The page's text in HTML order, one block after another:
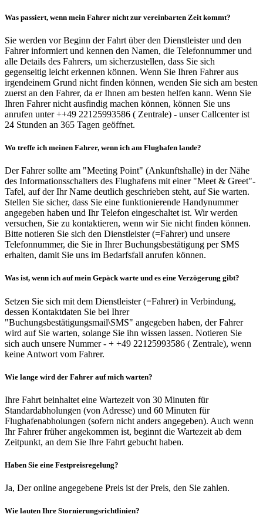
Was passiert, wenn mein Fahrer nicht zur vereinbarten Zeit kommt?
Sie werden vor Beginn der Fahrt über den Dienstleister und den
Fahrer informiert und kennen den Namen, die Telefonnummer und
alle Details des Fahrers, um sicherzustellen, dass Sie sich
gegenseitig leicht erkennen können. Wenn Sie Ihren Fahrer aus
irgendeinem Grund nicht finden können, wenden Sie sich am besten
zuerst an den Fahrer, da er Ihnen am besten helfen kann. Wenn Sie
Ihren Fahrer nicht ausfindig machen können, können Sie uns
anrufen unter ++49 22125993586 ( Zentrale) - unser Callcenter ist
24 Stunden an 365 Tagen geöffnet.
Wo treffe ich meinen Fahrer, wenn ich am Flughafen lande?
Der Fahrer sollte am "Meeting Point" (Ankunftshalle) in der Nähe
des Informationsschalters des Flughafens mit einer "Meet & Greet"-
Tafel, auf der Ihr Name deutlich geschrieben steht, auf Sie warten.
Stellen Sie sicher, dass Sie eine funktionierende Handynummer
angegeben haben und Ihr Telefon eingeschaltet ist. Wir werden
versuchen, Sie zu kontaktieren, wenn wir Sie nicht finden können.
Bitte notieren Sie sich den Dienstleister (=Fahrer) und unsere
Telefonnummer, die Sie in Ihrer Buchungsbestätigung per SMS
erhalten, damit Sie uns im Bedarfsfall anrufen können.
Was ist, wenn ich auf mein Gepäck warte und es eine Verzögerung gibt?
Setzen Sie sich mit dem Dienstleister (=Fahrer) in Verbindung,
dessen Kontaktdaten Sie bei Ihrer
"Buchungsbestätigungsmail\SMS" angegeben haben, der Fahrer
wird auf Sie warten, solange Sie ihn wissen lassen. Notieren Sie
sich auch unsere Nummer - + +49 22125993586 ( Zentrale), wenn
keine Antwort vom Fahrer.
Wie lange wird der Fahrer auf mich warten?
Ihre Fahrt beinhaltet eine Wartezeit von 30 Minuten für
Standardabholungen (von Adresse) und 60 Minuten für
Flughafenabholungen (sofern nicht anders angegeben). Auch wenn
Ihr Fahrer früher angekommen ist, beginnt die Wartezeit ab dem
Zeitpunkt, an dem Sie Ihre Fahrt gebucht haben.
Haben Sie eine Festpreisregelung?
Ja, Der online angegebene Preis ist der Preis, den Sie zahlen.
Wie lauten Ihre Stornierungsrichtlinien?